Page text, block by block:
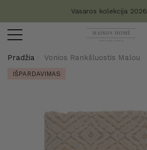
Vasaros kolekcija 2026
Pradžia Vonios Rankšluostis Malou
IŠPARDAVIMAS
Turite klausimų?